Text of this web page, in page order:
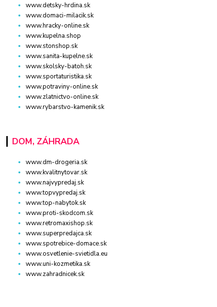
www.detsky-hrdina.sk
www.domaci-milacik.sk
www.hracky-online.sk
www.kupelna.shop
www.stonshop.sk
www.sanita-kupelne.sk
www.skolsky-batoh.sk
www.sportaturistika.sk
www.potraviny-online.sk
www.zlatnictvo-online.sk
www.rybarstvo-kamenik.sk
DOM, ZÁHRADA
www.dm-drogeria.sk
www.kvalitnytovar.sk
www.najvypredaj.sk
www.topvypredaj.sk
www.top-nabytok.sk
www.proti-skodcom.sk
www.retromaxishop.sk
www.superpredajca.sk
www.spotrebice-domace.sk
www.osvetlenie-svietidla.eu
www.uni-kozmetika.sk
www.zahradnicek.sk